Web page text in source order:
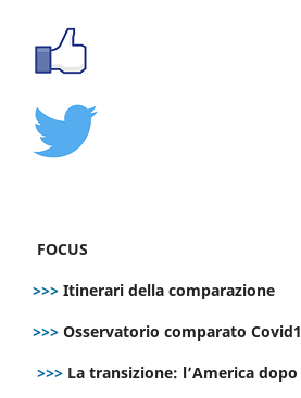
FOCUS
>>> Itinerari della comparazione
>>> Osservatorio comparato
>>> La transizione: l’America